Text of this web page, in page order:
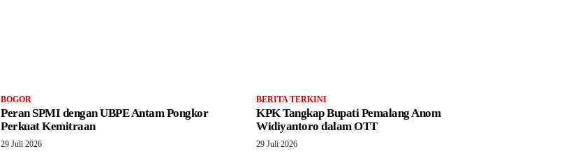
BOGOR
Peran SPMI dengan UBPE Antam Pongkor
Perkuat Kemitraan
29 Juli 2026
BERITA TERKINI
KPK Tangkap Bupati Pemalang Anom
Widiyantoro dalam OTT
29 Juli 2026